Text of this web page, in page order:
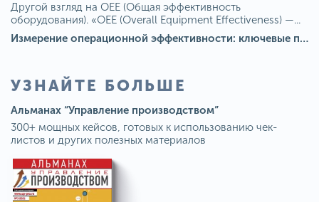
Другой взгляд на OEE (Общая эффективность
оборудования). «OEE (Overall Equipment Effectiveness) —...
Измерение операционной эффективности: ключевые показатели для непрерывного совершенствования
УЗНАЙТЕ БОЛЬШЕ
Альманах “Управление производством”
300+ мощных кейсов, готовых к использованию чек-
листов и других полезных материалов